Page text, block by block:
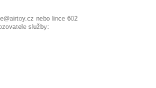
nebo lince 602
služby: